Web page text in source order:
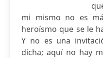
mi mismo no es
heroísmo que se le
Y no es una
dicha; aquí no hay